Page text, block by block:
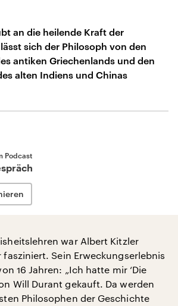
an die heilende Kraft der
sich der Philosoph von den
antiken Griechenlands und den
alten Indiens und Chinas
Podcast
war Albert Kitzler
fasziniert. Sein Erweckungserlebnis
16 Jahren: „Ich hatte mir ‘Die
Will Durant gekauft. Da werden
Philosophen der Geschichte